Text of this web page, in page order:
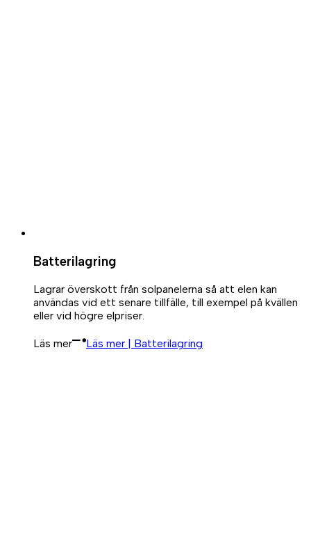
Batterilagring
Lagrar överskott från solpanelerna så att elen kan
användas vid ett senare tillfälle, till exempel på kvällen
eller vid högre elpriser.
Läs mer Läs mer | Batterilagring